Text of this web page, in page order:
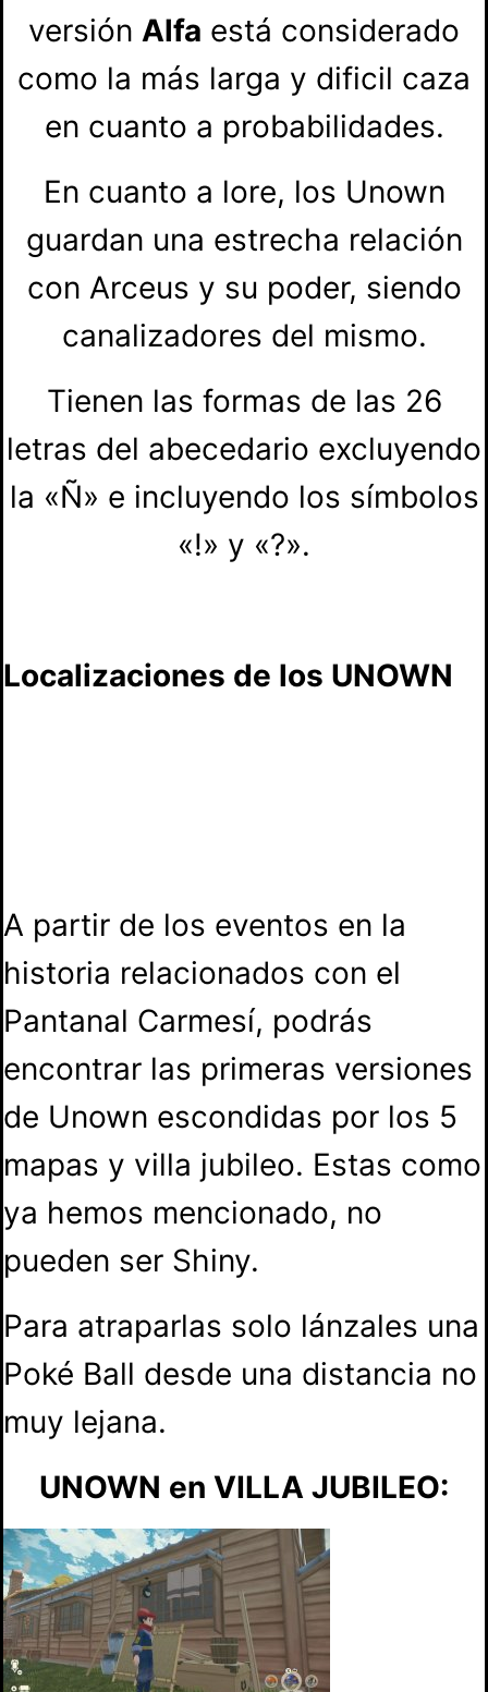
versión Alfa está considerado
como la más larga y dificil caza
en cuanto a probabilidades.
En cuanto a lore, los Unown
guardan una estrecha relación
con Arceus y su poder, siendo
canalizadores del mismo.
Tienen las formas de las 26
letras del abecedario excluyendo
la «Ñ» e incluyendo los símbolos
«!» y «?».
Localizaciones de los UNOWN
A partir de los eventos en la
historia relacionados con el
Pantanal Carmesí, podrás
encontrar las primeras versiones
de Unown escondidas por los 5
mapas y villa jubileo. Estas como
ya hemos mencionado, no
pueden ser Shiny.
Para atraparlas solo lánzales una
Poké Ball desde una distancia no
muy lejana.
UNOWN en VILLA JUBILEO: